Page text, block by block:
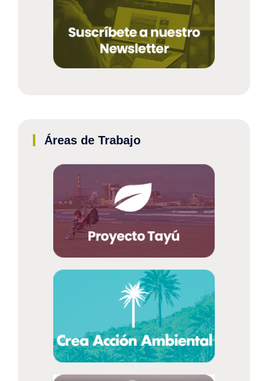
Áreas de Trabajo